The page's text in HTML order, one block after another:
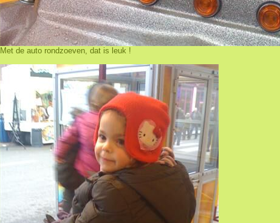
Met de auto rondzoeven, dat is leuk !